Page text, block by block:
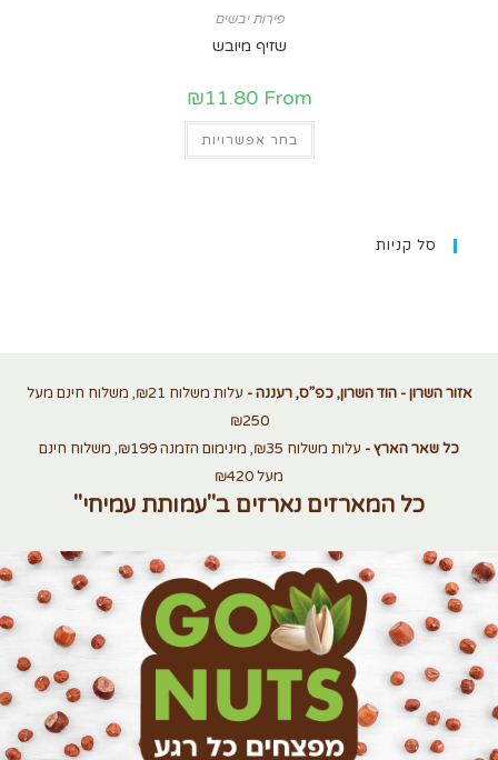
פירות יבשים
שזיף מיובש
From
₪11.80
בחר אפשרויות
סל קניות
אזור השרון - הוד השרון, כפ”ס, רעננה -
עלות משלוח ₪21, משלוח חינם מעל
₪250
כל שאר הארץ -
עלות משלוח ₪35, מינימום הזמנה ₪199, משלוח חינם
מעל ₪420
כל המארזים נארזים ב"עמותת עמיחי"